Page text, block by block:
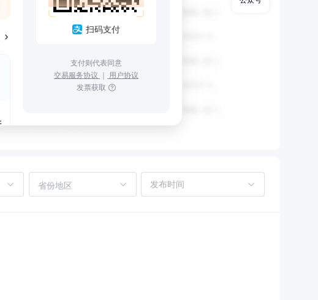
扫码支付
支付则代表同意
交易服务协议 ｜ 用户协议
发票获取
省份地区